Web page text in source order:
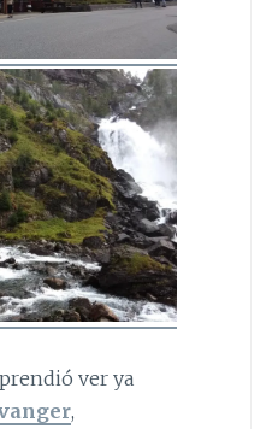
ver ya
,